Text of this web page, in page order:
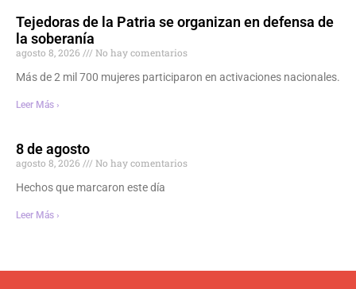
Tejedoras de la Patria se organizan en defensa de
la soberanía
agosto 8, 2026
No hay comentarios
Más de 2 mil 700 mujeres participaron en activaciones nacionales.
Leer Más ›
8 de agosto
agosto 8, 2026
No hay comentarios
Hechos que marcaron este día
Leer Más ›